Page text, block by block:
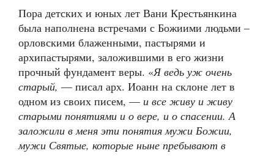
Пора детских и юных лет Вани Крестьянкина
была наполнена встречами с Божиими людьми –
орловскими блаженными, пастырями и
архипастырями, заложившими в его жизни
прочный фундамент веры. «Я ведь уж очень
старый, — писал арх. Иоанн на склоне лет в
одном из своих писем, — и все живу и живу
старыми понятиями и о вере, и о спасении. А
заложили в меня эти понятия мужи Божии,
мужи Святые, которые ныне пребывают в